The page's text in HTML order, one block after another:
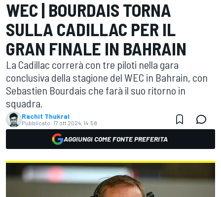
WEC | BOURDAIS TORNA
SULLA CADILLAC PER IL
GRAN FINALE IN BAHRAIN
La Cadillac correrà con tre piloti nella gara
conclusiva della stagione del WEC in Bahrain, con
Sebastien Bourdais che farà il suo ritorno in
squadra.
Rachit Thukral
Pubblicato: 17 ott 2024, 14:58
AGGIUNGI COME FONTE PREFERITA